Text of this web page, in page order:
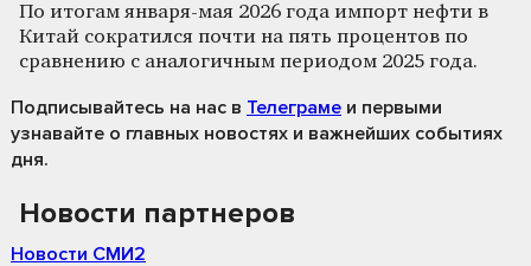
По итогам января-мая 2026 года импорт нефти в
Китай сократился почти на пять процентов по
сравнению с аналогичным периодом 2025 года.
Подписывайтесь на нас в Телеграме и первыми
узнавайте о главных новостях и важнейших событиях
дня.
Новости партнеров
Новости СМИ2